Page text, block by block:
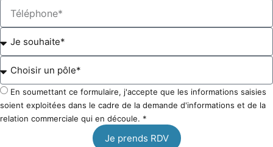
En soumettant ce formulaire, j'accepte que les informations saisies
soient exploitées dans le cadre de la demande d'informations et de la
relation commerciale qui en découle. *
Je prends RDV